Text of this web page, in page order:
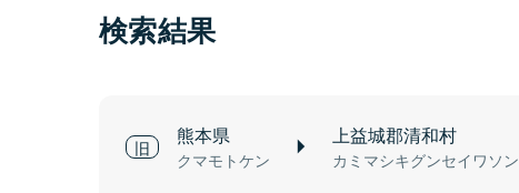
検索結果
熊本県
クマモトケン
上益城郡清和村
カミマシキグンセイワソン